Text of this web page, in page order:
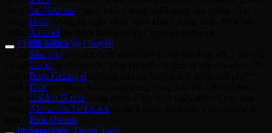
Dr. Martens
Hoka
Xvessel
Off-White
Saucony
Gucci
Bape
Dior
Golden Goose
Alexander McQueen
Rick Owens
Supreme
vòng 07 ngày kể từ ngày khách hàng nhận được sản phẩm.- Trả
hàng: Trong vòng 03 ngày kể từ ngày khách hàng nhận được sản
phẩm.Tham khảo thêm thông tin tại Chính sách đổi trả.
Chính Sách Vận Chuyển
* Chất lượng sản phẩm được đảm bảo- Đóng gói tỉ mỉ với 2 lớp hộp
và một lớp xốp chống sốc- Hợp tác với các đơn vị vận chuyển uy tín
nhất tại Việt Nam- Giao hàng hỏa tốc không mất thêm phụ phí"*
Thời gian giao hàng- Giao hàng trong vòng 24h đối với các đơn
hàng nội thành- Giao hàng trong vòng 3 - 5 ngày đối với các đợn
hàng ngoại tỉnh hoặc đặt hàng dưới dạng đặt trước, vận chuyển từ
Phương Thức Thanh Toán